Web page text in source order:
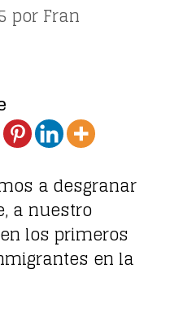
porFran
a desgranar
a nuestro
los primeros
en la